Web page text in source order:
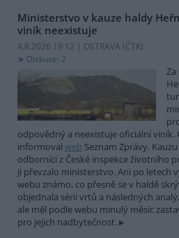
Ministerstvo v kauze haldy
viník neexistuje
4.8.2026 19:12 | OSTRAVA (ČTK)
Diskuse: 2
odpovědný a neexistuje oficiální
informoval web Seznam Zprávy.
odborníci z České inspekce životního
ji převzalo ministerstvo. Ani po letech
webu známo, co přesně se v haldě
objednala sérii vrtů a následných
ale měl podle webu minulý měsíc
pro jejich nadbytečnost.